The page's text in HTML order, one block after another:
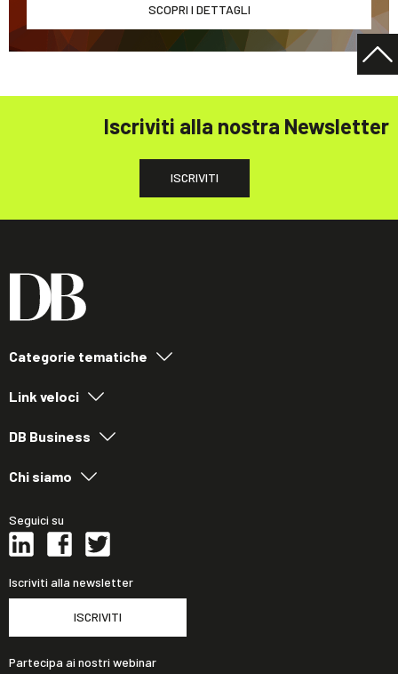
SCOPRI I DETTAGLI
Iscriviti alla nostra Newsletter
ISCRIVITI
Categorie tematiche
Link veloci
DB Business
Chi siamo
Seguici su
Iscriviti alla newsletter
ISCRIVITI
Partecipa ai nostri webinar